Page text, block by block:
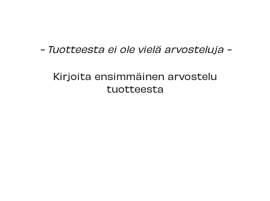
- Tuotteesta ei ole vielä arvosteluja -
Kirjoita ensimmäinen arvostelu
tuotteesta
New content loaded